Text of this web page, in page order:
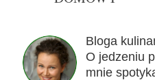
Bloga
O jedzeniu
mnie